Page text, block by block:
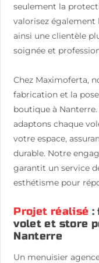
seulement la
valorisez
ainsi une clientèle
soignée et
Chez Maximoferta,
fabrication et la
boutique à
adaptons chaque
votre espace,
durable. Notre
garantit un service
esthétisme pour
Projet réalisé :
volet et store
Nanterre
Un menuisier